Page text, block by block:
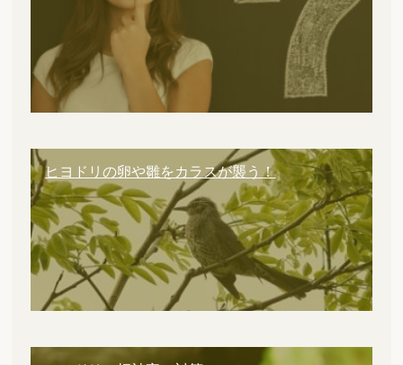
ヒヨドリの卵や雛をカラスが襲う！